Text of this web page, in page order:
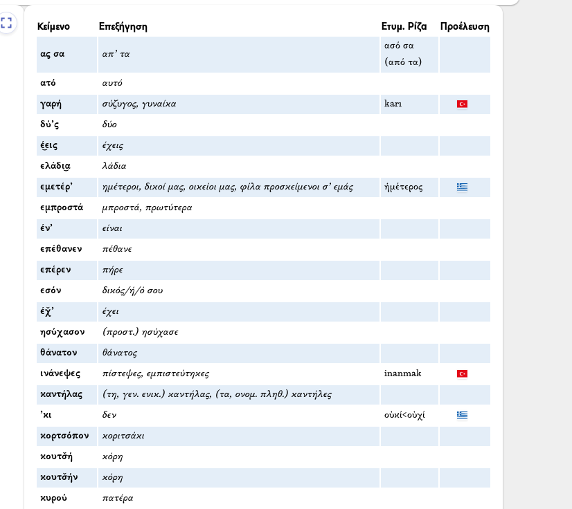
Κείμενο Επεξήγηση Ετυμ. Ρίζα Προέλευση
ας σα απ’ τα
ασό σα
(από τα)
ατό αυτό
γαρή σύζυγος, γυναίκα karı
δύ’ς δύο
έ͜εις έχεις
ελάδι͜α λάδια
εμετέρ’ ημέτεροι, δικοί μας, οικείοι μας, φίλα προσκείμενοι σ' εμάς ἡμέτερος
εμπροστά μπροστά, πρωτύτερα
έν’ είναι
επέθανεν πέθανε
επέρεν πήρε
εσόν δικός/ή/ό σου
έχ̌’ έχει
ησύχασον (προστ.) ησύχασε
θάνατον θάνατος
ινάνεψες πίστεψες, εμπιστεύτηκες inanmak
καντήλας (τη, γεν. ενικ.) καντήλας, (τα, ονομ. πληθ.) καντήλες
’κι δεν οὐκί<οὐχί
κορτσόπον κοριτσάκι
κουτσ̌ή κόρη
κουτσ̌ήν κόρη
κυρού πατέρα